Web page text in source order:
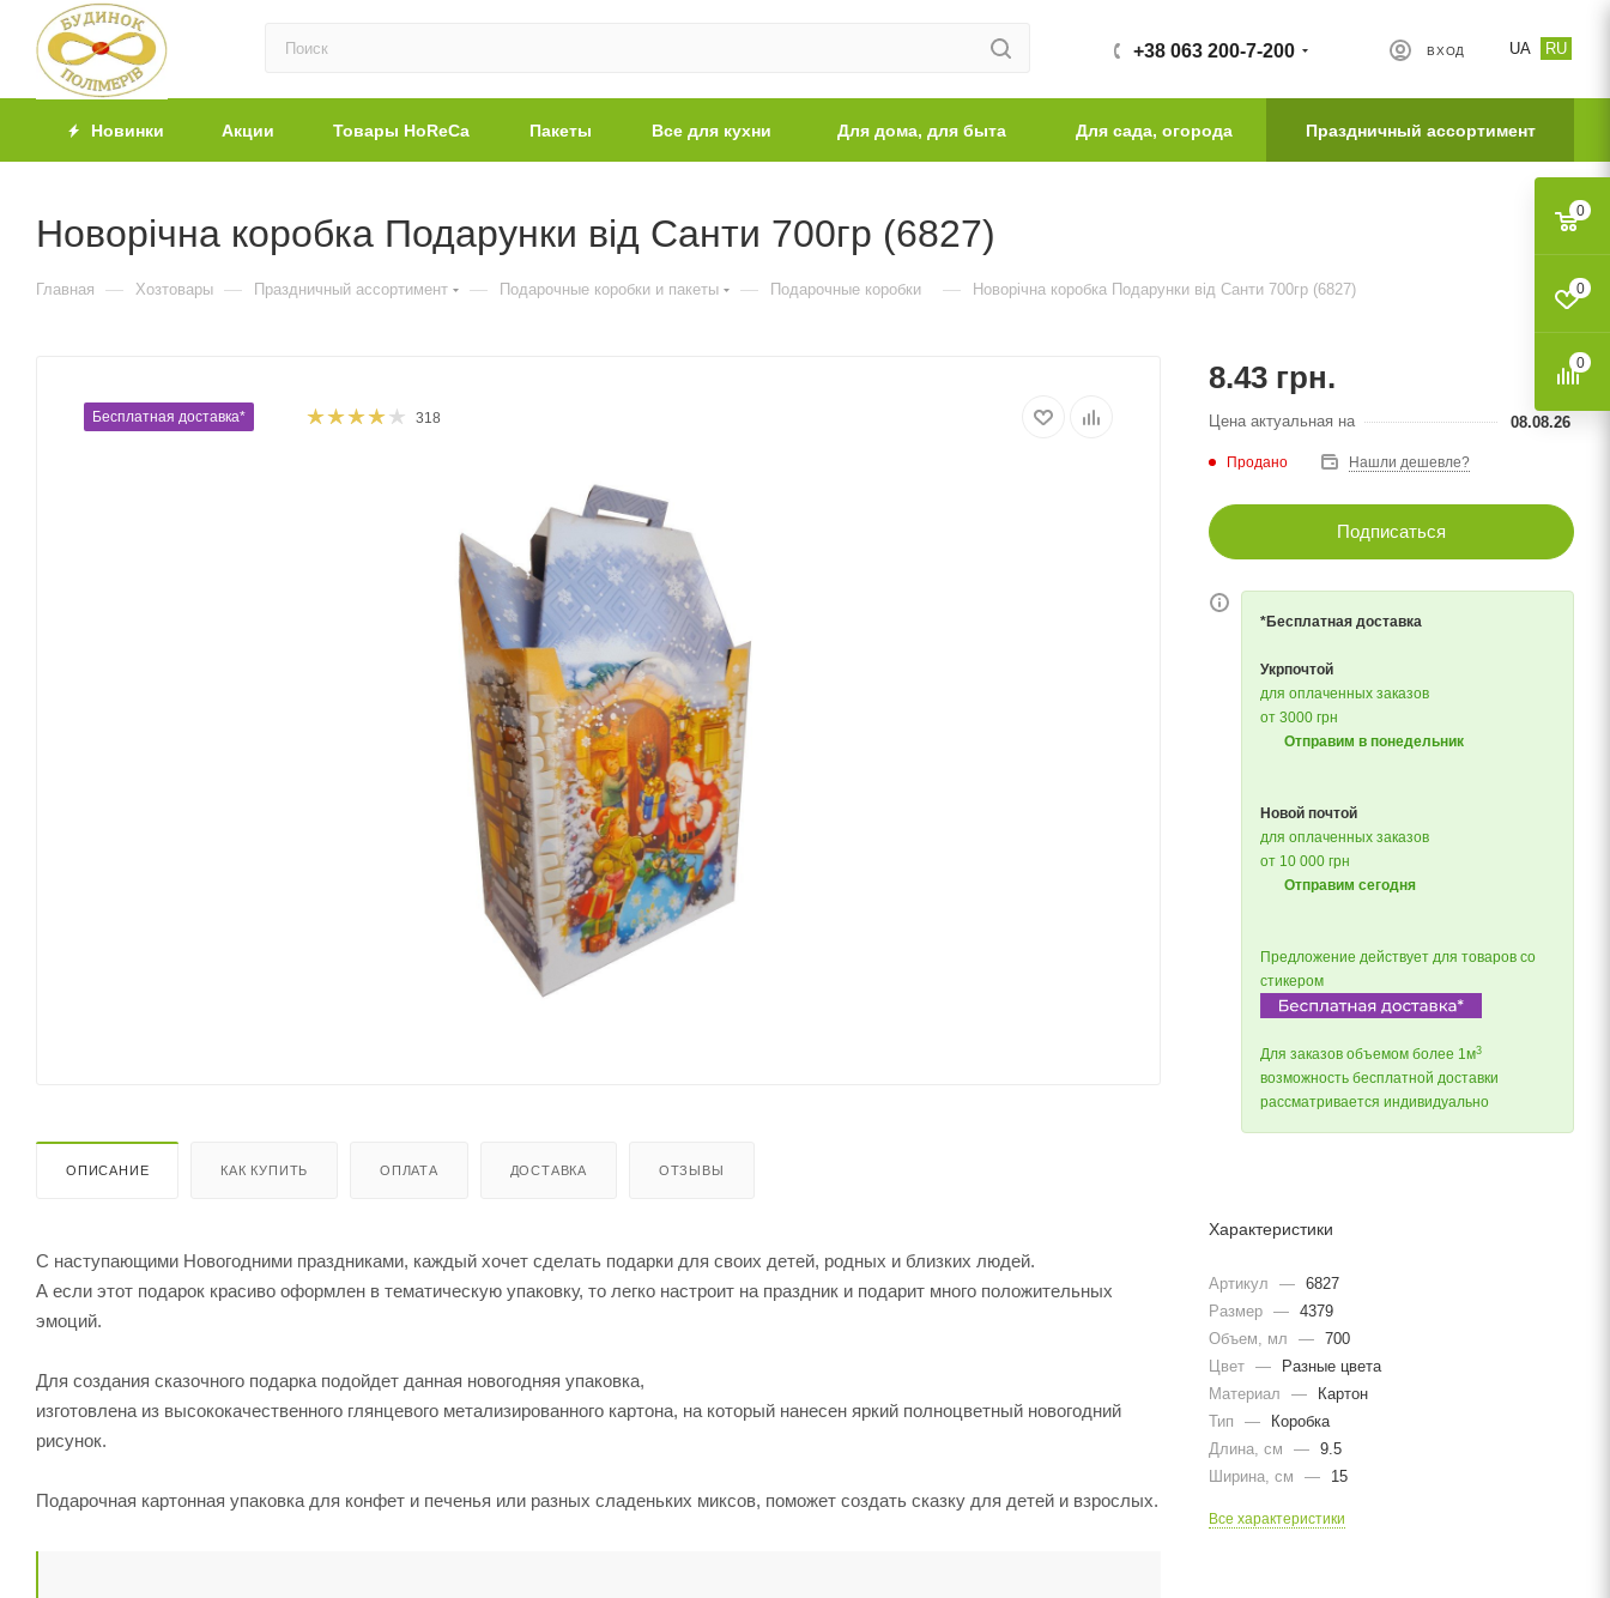
UA RU
ВХОД
+38 063 200-7-200
Новинки Акции Товары HoReCa Пакеты Все для кухни Для дома, для быта Для сада, огорода Праздничный ассортимент
Новорічна коробка Подарунки від Санти 700гр (6827)
Главная — Хозтовары — Праздничный ассортимент — Подарочные коробки и пакеты — Подарочные коробки — Новорічна коробка Подарунки від Санти 700гр (6827)
Бесплатная доставка* 318
ОПИСАНИЕ КАК КУПИТЬ ОПЛАТА ДОСТАВКА ОТЗЫВЫ
С наступающими Новогодними праздниками, каждый хочет сделать подарки для своих детей, родных и близких людей.
А если этот подарок красиво оформлен в тематическую упаковку, то легко настроит на праздник и подарит много положительных
эмоций.
Для создания сказочного подарка подойдет данная новогодняя упаковка,
изготовлена из высококачественного глянцевого метализированного картона, на который нанесен яркий полноцветный новогодний
рисунок.
Подарочная картонная упаковка для конфет и печенья или разных сладеньких миксов, поможет создать сказку для детей и взрослых.
8.43 грн.
Цена актуальная на 08.08.26
Продано Нашли дешевле?
Подписаться
*Бесплатная доставка
Укрпочтой
для оплаченных заказов
от 3000 грн
Отправим в понедельник
Новой почтой
для оплаченных заказов
от 10 000 грн
Отправим сегодня
Предложение действует для товаров со
стикером
Для заказов объемом более 1м3
возможность бесплатной доставки
рассматривается индивидуально
Характеристики
Артикул — 6827
Размер — 4379
Объем, мл
— 700
Цвет —
Разные цвета
Материал
—
Картон
Тип
—
Коробка
Длина, cм
— 9.5
Ширина, cм
— 15
Все характеристики
0
0
0